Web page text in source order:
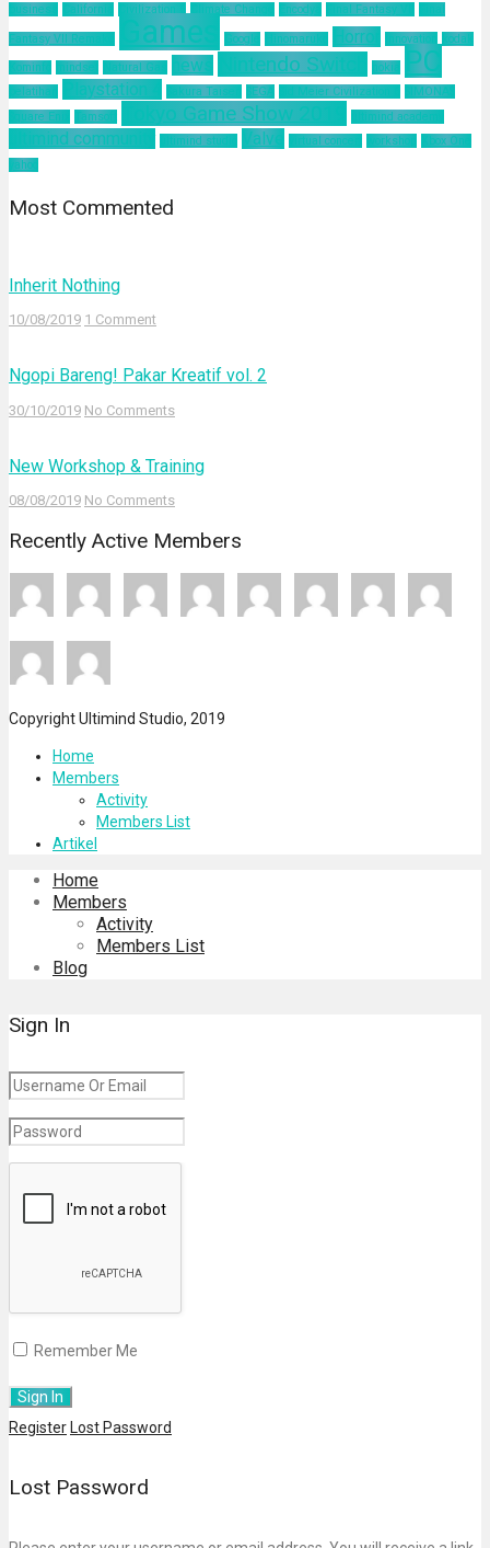
business
California Civilization 6 Climate Change Encodya Final Fantasy VII Final
Fantasy VII Remake Games Google Hinomaruko Horror innovation
kodak
Kominfo
mindset Natural Gas news Nintendo Switch nokia PC
pelatihan Playstation 4 Sakura Taisen SEGA Sid Meier Civilization 6
SIMONAS
Square Enix
Tamsoft Tokyo Game Show 2019 ultimind academy
ultimind community ultimind studio Valve virtual concert workshop
Xbox One
yahoo
Most Commented
Inherit Nothing
10/08/2019 1 Comment
Ngopi Bareng! Pakar Kreatif vol. 2
30/10/2019 No Comments
New Workshop & Training
08/08/2019 No Comments
Recently Active Members
Copyright Ultimind Studio, 2019
Home
Members
Activity
Members List
Artikel
Home
Members
Activity
Members List
Blog
Sign In
Remember Me
Register Lost Password
Lost Password